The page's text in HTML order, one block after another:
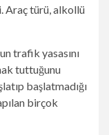
Araç türü, alkollü
trafik yasasını
tuttuğunu
başlatmadığı
birçok